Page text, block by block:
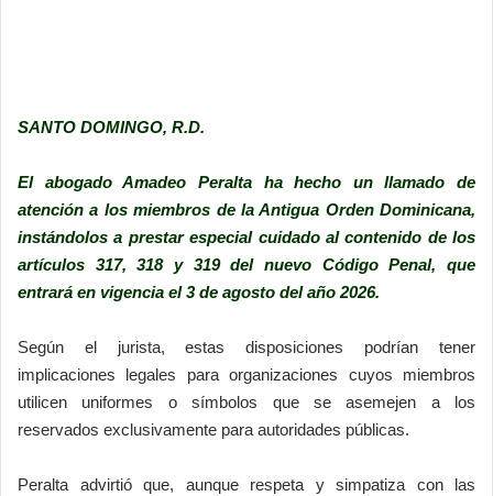
SANTO DOMINGO, R.D.
El abogado Amadeo Peralta ha hecho un llamado de
atención a los miembros de la Antigua Orden Dominicana,
instándolos a prestar especial cuidado al contenido de los
artículos 317, 318 y 319 del nuevo Código Penal, que
entrará en vigencia el 3 de agosto del año 2026.
Según el jurista, estas disposiciones podrían tener
implicaciones legales para organizaciones cuyos miembros
utilicen uniformes o símbolos que se asemejen a los
reservados exclusivamente para autoridades públicas.
Peralta advirtió que, aunque respeta y simpatiza con las